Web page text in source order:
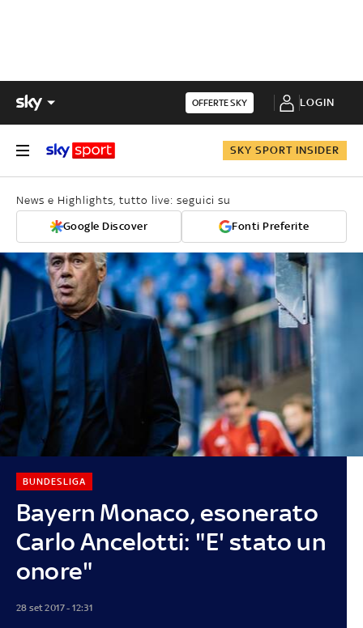
OFFERTE SKY LOGIN
SKY SPORT INSIDER
News e Highlights, tutto live: seguici su
Google Discover Fonti Preferite
Bayern Monaco, esonerato
Carlo Ancelotti: "E' stato un
onore"
BUNDESLIGA
28 set 2017 - 12:31